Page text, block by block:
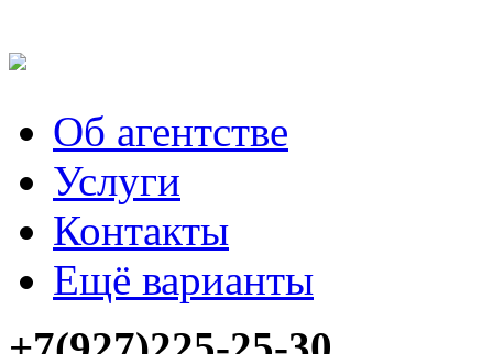
Об агентстве
Услуги
Контакты
Ещё варианты